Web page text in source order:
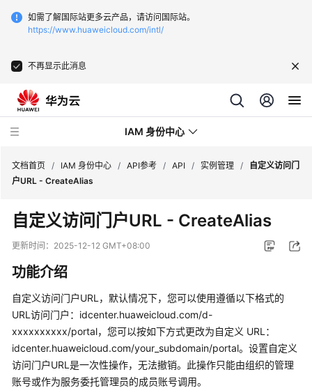
如需了解国际站更多云产品，请访问国际站。
https://www.huaweicloud.com/intl/
不再显示此消息
IAM 身份中心
新
动
品
介
绍
快
速
文档首页 / IAM 身份中心 / API参考 / API / 实例管理 /
自定义访问门
户URL - CreateAlias
自定义访问门户URL - CreateAlias
更新时间： 2025-12-12 GMT+08:00
功能介绍
自定义访问门户URL，默认情况下，您可以使用遵循以下格式的
URL访问门户：idcenter.huaweicloud.com/d-
xxxxxxxxxx/portal，您可以按如下方式更改为自定义 URL：
idcenter.huaweicloud.com/your_subdomain/portal。设置自定义
访问门户URL是一次性操作，无法撤销。此操作只能由组织的管理
账号或作为服务委托管理员的成员账号调用。